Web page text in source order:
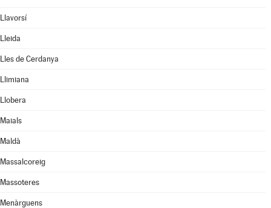
Llavorsí
Lleida
Lles de Cerdanya
Llimiana
Llobera
Maials
Maldà
Massalcoreig
Massoteres
Menàrguens